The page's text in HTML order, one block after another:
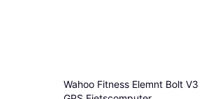
Wahoo Fitness Elemnt Bolt V3